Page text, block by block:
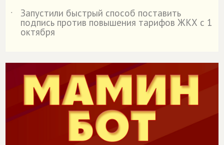
˙
Запустили быстрый способ поставить
подпись против повышения тарифов ЖКХ с 1
октября